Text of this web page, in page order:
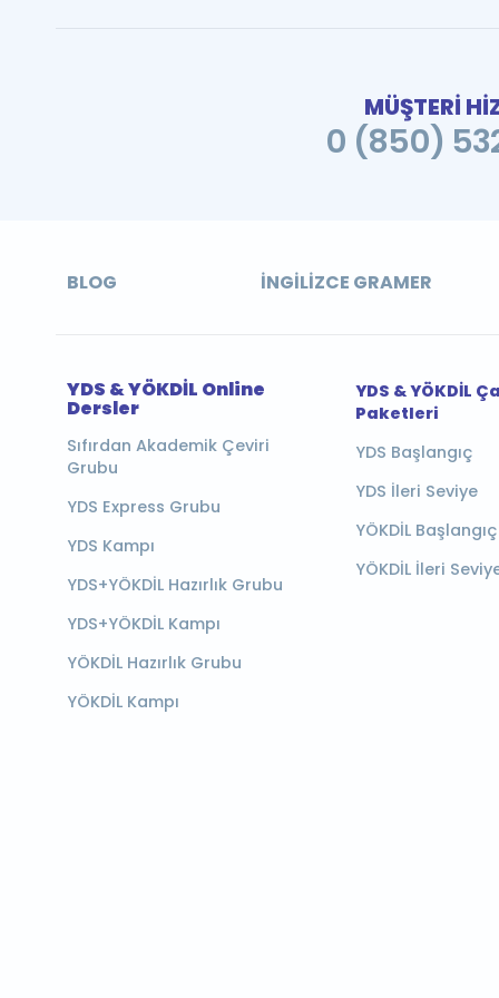
MÜŞTERİ
0 (850)
BLOG İNGILIZCE GRAMER
YDS & YÖKDİL Online
Dersler
Sıfırdan Akademik Çeviri
Grubu
YDS Express Grubu
YDS Kampı
YDS+YÖKDİL Hazırlık Grubu
YDS+YÖKDİL Kampı
YÖKDİL Hazırlık Grubu
YÖKDİL Kampı
YDS & YÖKDİL
Paketleri
YDS Başlangıç
YDS İleri Seviye
YÖKDİL Başlangıç
YÖKDİL İleri